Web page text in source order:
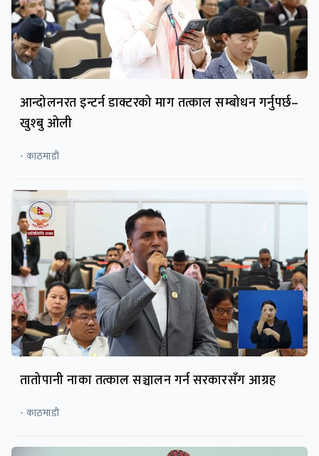
आन्दोलनरत इन्टर्न डाक्टरको माग तत्काल सम्बोधन गर्नुपर्छ–
खुश्बु ओली
- काठमाडाैं
तातोपानी नाका तत्काल सञ्चालन गर्न सरकारसँग आग्रह
- काठमाडाैं